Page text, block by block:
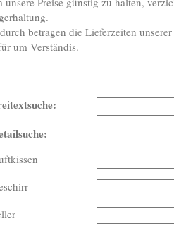
betragen die Lieferzeiten
um Verständis.